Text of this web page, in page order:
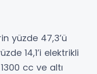
yüzde 47,3’ü
14,1’i elektrikli
cc ve altı